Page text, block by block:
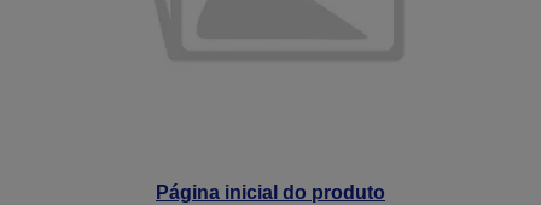
Página inicial do produto